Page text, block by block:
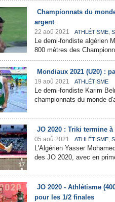
Championnats du
argent
22 aoû 2021 ATHLÉTISME,
Le demi-fondiste algérien
800 mètres des
Mondiaux 2021 (U20) :
19 aoû 2021 ATHLÉTISME
Le demi-fondiste Karim
championnats du monde
JO 2020 : Triki termine
05 aoû 2021 ATHLÉTISME,
L'Algérien Yasser
des JO 2020, avec en
JO 2020 - Athlétisme
pour les 1/2 finales